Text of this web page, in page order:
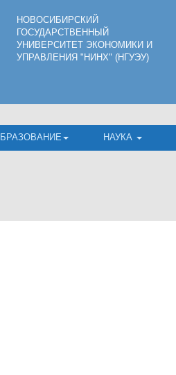
НОВОСИБИРСКИЙ
ГОСУДАРСТВЕННЫЙ
УНИВЕРСИТЕТ ЭКОНОМИКИ И
УПРАВЛЕНИЯ "НИНХ" (НГУЭУ)
НАУКА